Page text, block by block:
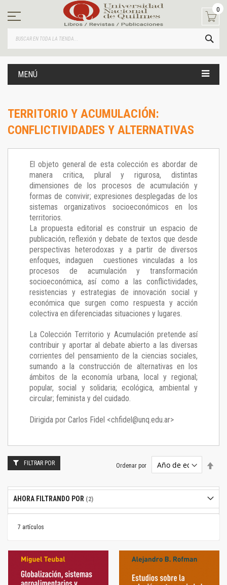
contenido
0
MENÚ
TERRITORIO Y ACUMULACIÓN:
CONFLICTIVIDADES Y ALTERNATIVAS
El objeto general de esta colección es abordar de
manera critica, plural y rigurosa, distintas
dimensiones de los procesos de acumulación y
formas de convivir; expresiones desplegadas de los
sistemas organizativos socioeconómicos en los
territorios.
La propuesta editorial es construir un espacio de
publicación, reflexión y debate de textos que desde
perspectivas heterodoxas y a partir de diversos
enfoques, indaguen cuestiones vinculadas a los
procesos de acumulación y transformación
socioeconómica, así como a las conflictividades,
resistencias y estrategias de innovación social y
económica que surgen como respuesta y acción
colectiva en diferenciadas situaciones y lugares.
La Colección Territorio y Acumulación pretende así
contribuir y aportar al debate abierto a las diversas
corrientes del pensamiento de la ciencias sociales,
sumando a la construcción de alternativas en los
ámbitos de la economía urbana, local y regional;
popular, social y solidaria; ecológica, ambiental y
circular; feminista y del cuidado.
Dirigida por Carlos Fidel <chfidel@unq.edu.ar>
7 artículos
Ordenar por
FILTRAR POR
AHORA FILTRANDO POR